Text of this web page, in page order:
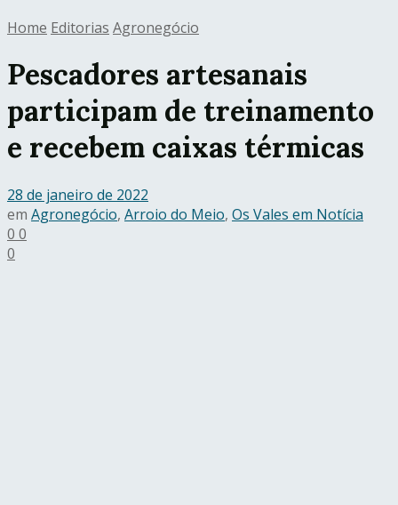
Home Editorias Agronegócio
Pescadores artesanais
participam de treinamento
e recebem caixas térmicas
28 de janeiro de 2022
em Agronegócio, Arroio do Meio, Os Vales em Notícia
0 0
0